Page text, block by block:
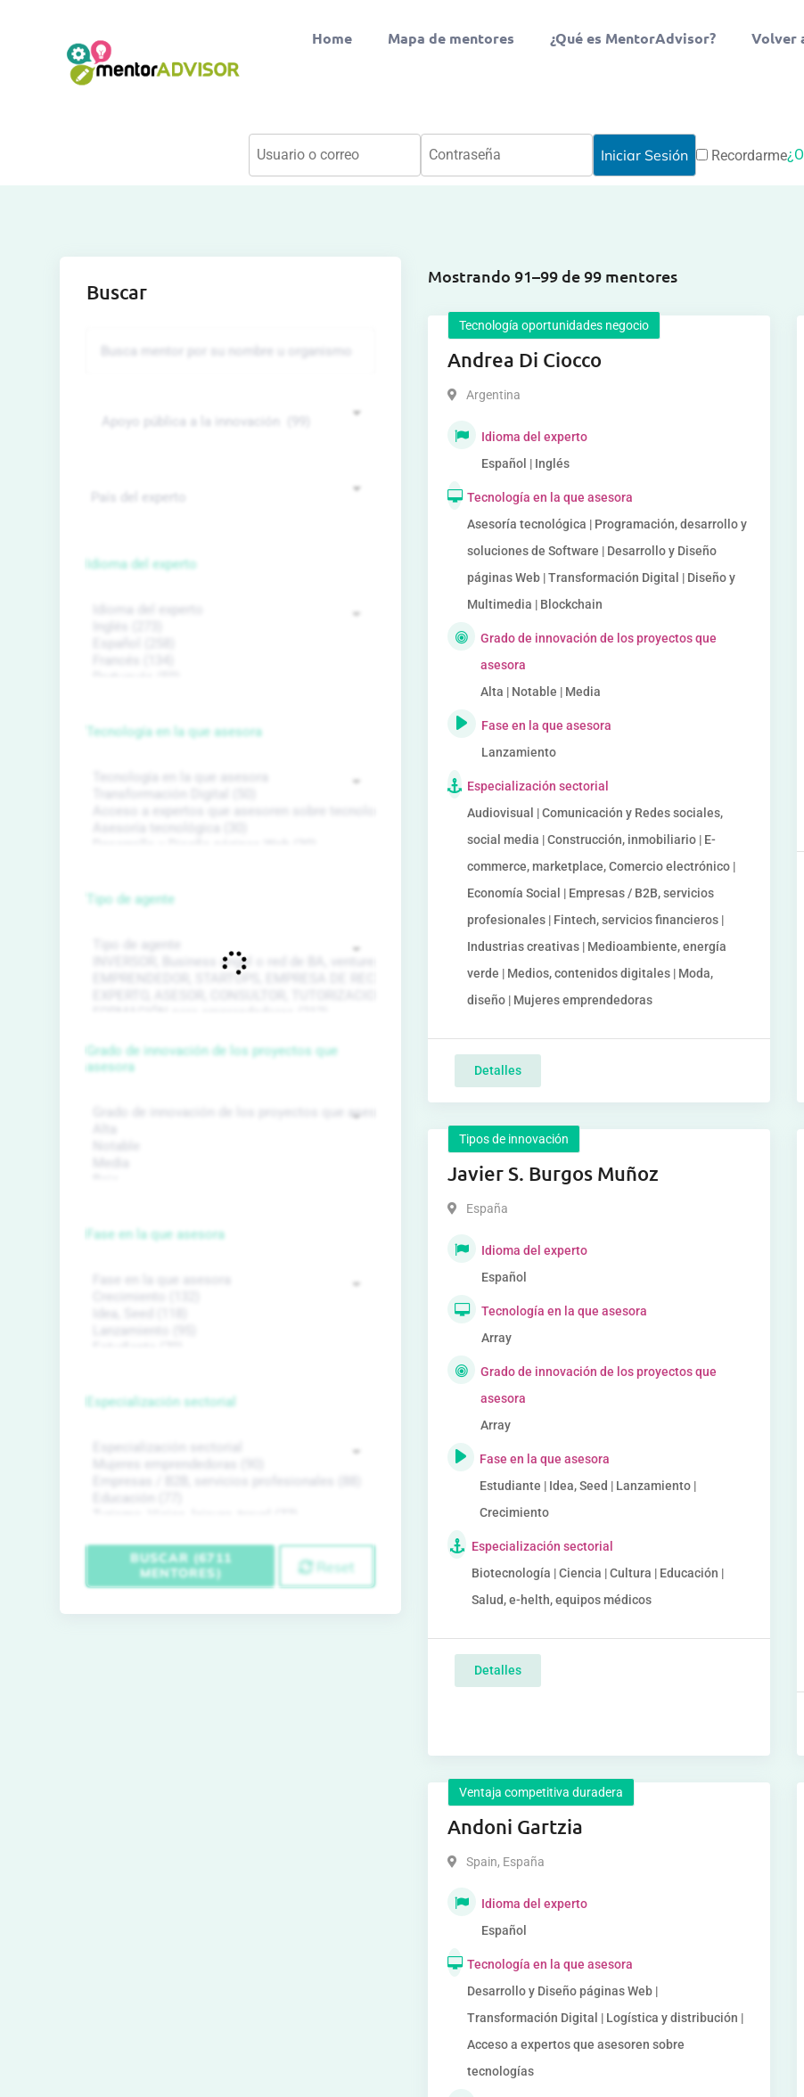
Home Mapa de mentores ¿Qué es MentorAdvisor? Volver
Recordarme
Mostrando 91–99 de 99 mentores
Tecnología oportunidades negocio
Andrea Di Ciocco
Argentina
Idioma del experto
Español | Inglés
Tecnología en la que asesora
Asesoría tecnológica | Programación, desarrollo y
soluciones de Software | Desarrollo y Diseño
páginas Web | Transformación Digital | Diseño y
Multimedia | Blockchain
Grado de innovación de los proyectos que
asesora
Alta | Notable | Media
Fase en la que asesora
Lanzamiento
Especialización sectorial
Audiovisual | Comunicación y Redes sociales,
social media | Construcción, inmobiliario | E-
commerce, marketplace, Comercio electrónico |
Economía Social | Empresas / B2B, servicios
profesionales | Fintech, servicios financieros |
Industrias creativas | Medioambiente, energía
verde | Medios, contenidos digitales | Moda,
diseño | Mujeres emprendedoras
Detalles
Tipos de innovación
Javier S. Burgos Muñoz
España
Idioma del experto
Español
Tecnología en la que asesora
Array
Grado de innovación de los proyectos que
asesora
Array
Fase en la que asesora
Estudiante | Idea, Seed | Lanzamiento |
Crecimiento
Especialización sectorial
Biotecnología | Ciencia | Cultura | Educación |
Salud, e-helth, equipos médicos
Detalles
Ventaja competitiva duradera
Andoni Gartzia
Spain, España
Idioma del experto
Español
Tecnología en la que asesora
Desarrollo y Diseño páginas Web |
Transformación Digital | Logística y distribución |
Acceso a expertos que asesoren sobre
tecnologías
Buscar
Idioma del experto
Tecnología en la que asesora
Tipo de agente
Grado de innovación de los proyectos que
asesora
Fase en la que asesora
Especialización sectorial
BUSCAR (6711
MENTORES)
Reset